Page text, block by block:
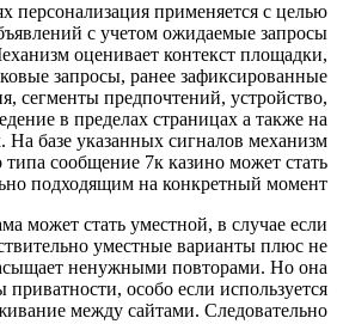
персонализация применяется
объявлений с учетом ожидаемые
Механизм оценивает контекст
запросы, ранее
сегменты предпочтений,
поведение в пределах страницах а
На базе указанных сигналов
какого типа сообщение 7к казино
подходящим на конкретный
реклама может стать уместной, в
действительно уместные варианты
перенасыщает ненужными повторами.
вопросы приватности, особо если
отслеживание между сайтами.